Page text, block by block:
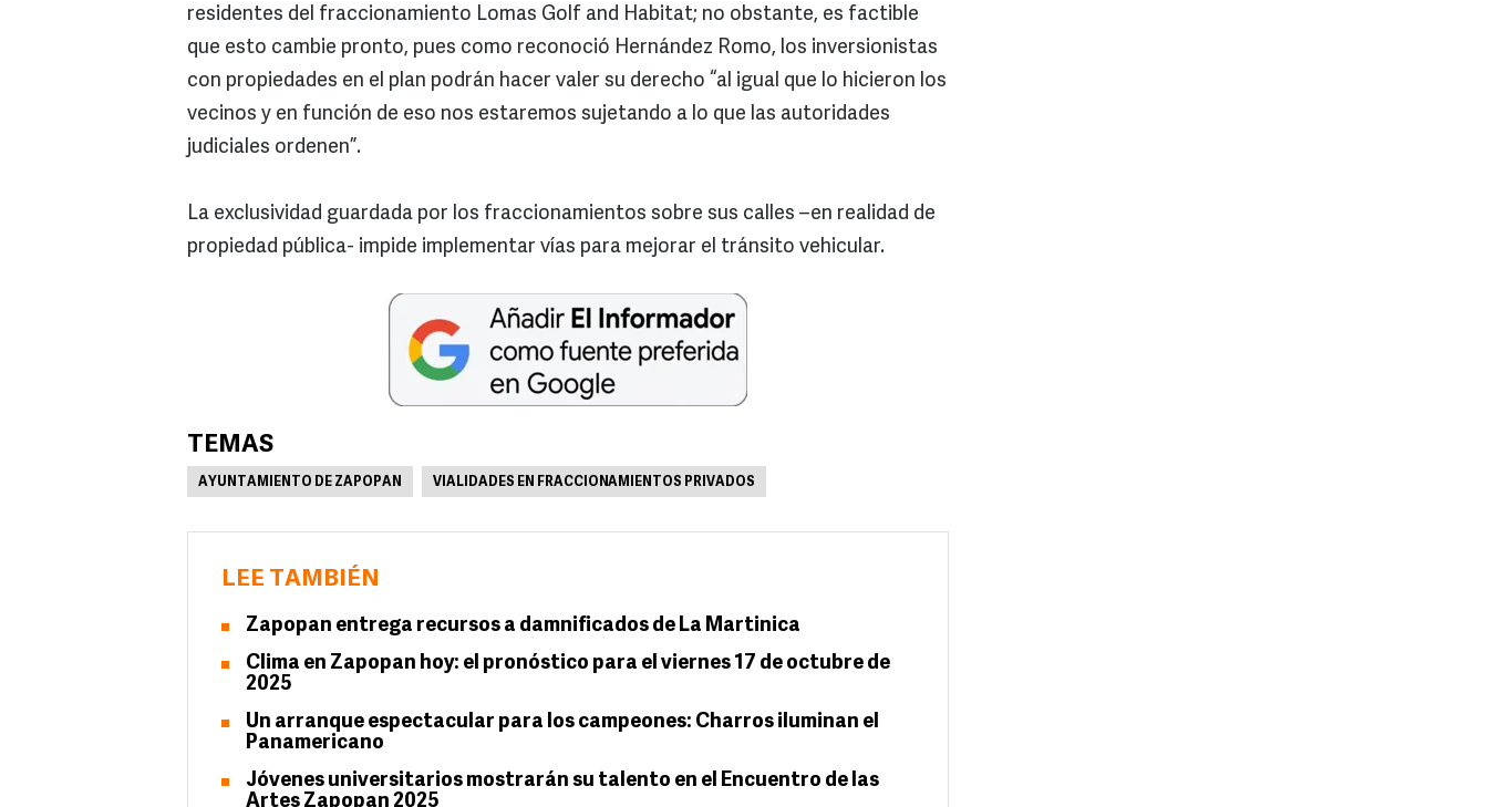
residentes del fraccionamiento Lomas Golf and Habitat; no obstante, es factible
que esto cambie pronto, pues como reconoció Hernández Romo, los inversionistas
con propiedades en el plan podrán hacer valer su derecho “al igual que lo hicieron los
vecinos y en función de eso nos estaremos sujetando a lo que las autoridades
judiciales ordenen”.
La exclusividad guardada por los fraccionamientos sobre sus calles –en realidad de
propiedad pública- impide implementar vías para mejorar el tránsito vehicular.
TEMAS
AYUNTAMIENTO DE ZAPOPAN VIALIDADES EN FRACCIONAMIENTOS PRIVADOS
LEE TAMBIÉN
Zapopan entrega recursos a damnificados de La Martinica
Clima en Zapopan hoy: el pronóstico para el viernes 17 de octubre de
2025
Un arranque espectacular para los campeones: Charros iluminan el
Panamericano
Jóvenes universitarios mostrarán su talento en el Encuentro de las
Artes Zapopan 2025